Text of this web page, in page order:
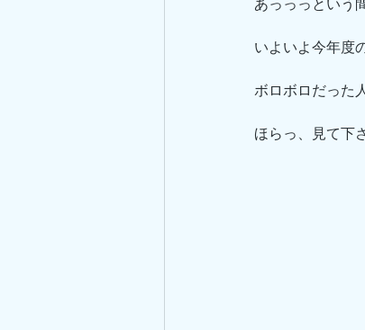
あっっっという
いよいよ今年度
ボロボロだった
ほらっ、見て下